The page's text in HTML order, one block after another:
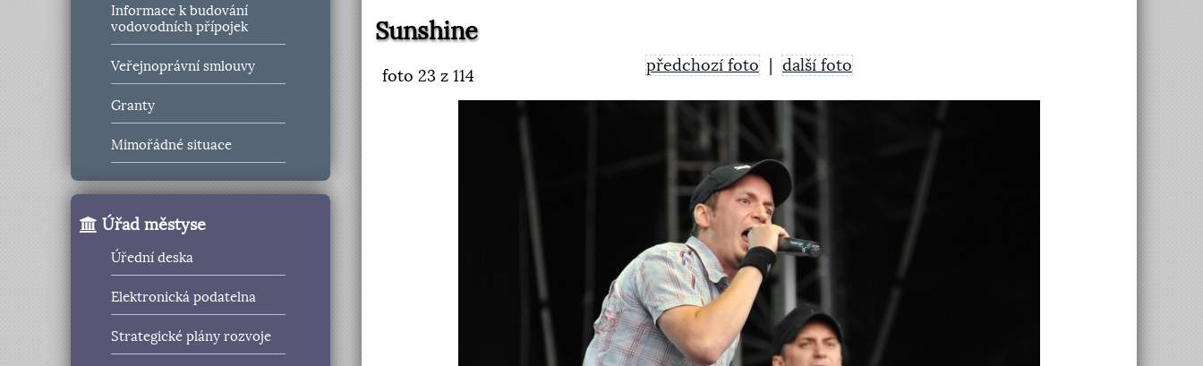
Informace k budování
vodovodních přípojek
Veřejnoprávní smlouvy
Granty
Mimořádné situace
Úřad městyse
Úřední deska
Elektronická podatelna
Strategické plány rozvoje
Sunshine
foto23 z 114
předchozí foto další foto